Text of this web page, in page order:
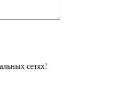
сетях!